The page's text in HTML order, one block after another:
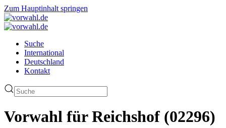
Zum Hauptinhalt springen
Suche
International
Deutschland
Kontakt
Vorwahl für Reichshof (02296)